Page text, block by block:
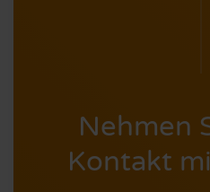
Nehmen
Kontakt